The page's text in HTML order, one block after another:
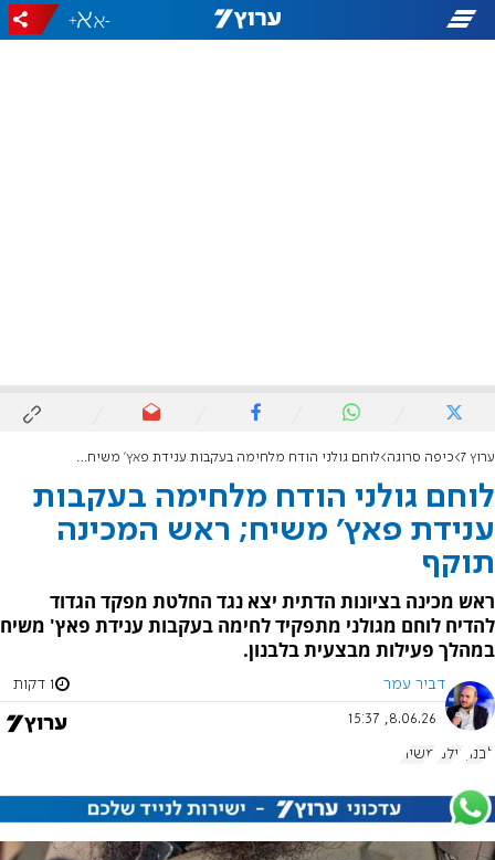
-
+
ערוץ 7 כיפה סרוגה לוחם גולני הודח מלחימה בעקבות ענידת פאץ' משיח; ראש המכינה תוקף
לוחם גולני הודח מלחימה בעקבות
ענידת פאץ' משיח; ראש המכינה
תוקף
ראש מכינה בציונות הדתית יצא נגד החלטת מפקד הגדוד
להדיח לוחם מגולני מתפקיד לחימה בעקבות ענידת פאץ' משיח
במהלך פעילות מבצעית בלבנון.
דביר עמר 1 דקות
8.06.26, 15:37
לבנון גולני משיח